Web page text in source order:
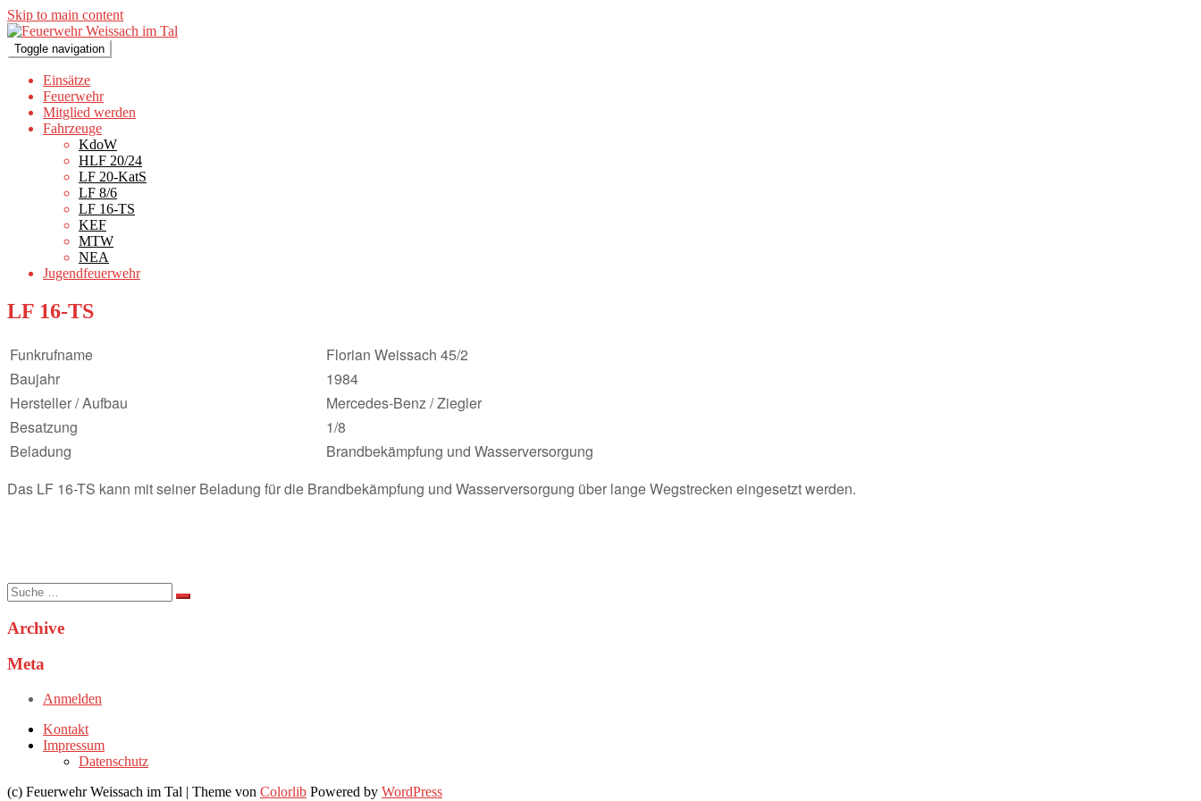
Skip to main content
Toggle navigation
Einsätze
Feuerwehr
Mitglied werden
Fahrzeuge
KdoW
HLF 20/24
LF 20-KatS
LF 8/6
LF 16-TS
KEF
MTW
NEA
Jugendfeuerwehr
LF 16-TS
Funkrufname
Florian Weissach 45/2
Baujahr
1984
Hersteller / Aufbau
Mercedes-Benz / Ziegler
Besatzung
1/8
Beladung
Brandbekämpfung und Wasserversorgung
Das LF 16-TS kann mit seiner Beladung für die Brandbekämpfung und Wasserversorgung über lange Wegstrecken eingesetzt werden.
Suche
nach:
Archive
Meta
Anmelden
Kontakt
Impressum
Datenschutz
(c) Feuerwehr Weissach im Tal | Theme von Colorlib Powered by WordPress